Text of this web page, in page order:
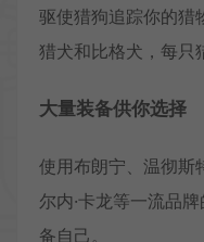
驱使猎狗追踪你的猎
猎犬和比格犬，每只
大量装备供你选择
使用布朗宁、温彻斯
尔内·卡龙等一流品
备自己。